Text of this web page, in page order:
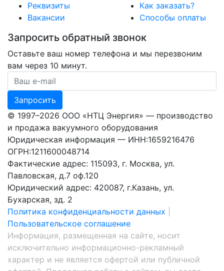
Реквизиты
Вакансии
Как заказать?
Способы оплаты
Запросить обратный звонок
Оставьте ваш номер телефона и мы перезвоним
вам через 10 минут.
Ваш номер телефона
Запросить
© 1997–2026 ООО «НТЦ Энергия» — производство
и продажа вакуумного оборудования
Юридическая информация — ИНН:1659216476
ОГРН:1211600048714
Фактические адрес: 115093, г. Москва, ул.
Павловская, д.7 оф.120
Юридический адрес: 420087, г.Казань, ул.
Бухарская, зд. 2
Политика конфиденциальности данных
Пользовательское соглашение
Информация, размещенная на сайте, носит
исключительно информационно-рекламный
характер и не является офертой или публичной